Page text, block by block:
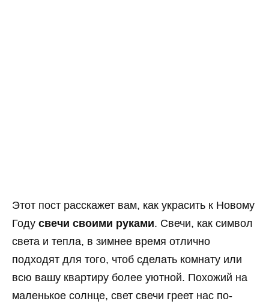
Этот пост расскажет вам, как украсить к Новому
Году свечи своими руками. Свечи, как символ
света и тепла, в зимнее время отлично
подходят для того, чтоб сделать комнату или
всю вашу квартиру более уютной. Похожий на
маленькое солнце, свет свечи греет нас по-